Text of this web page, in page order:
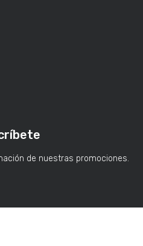
de nuestras promociones.